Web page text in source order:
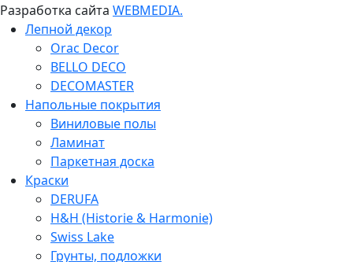
Разработка сайта WEBMEDIA.
Лепной декор
Orac Decor
BELLO DECO
DECOMASTER
Напольные покрытия
Виниловые полы
Ламинат
Паркетная доска
Краски
DERUFA
H&H (Historie & Harmonie)
Swiss Lake
Грунты, подложки